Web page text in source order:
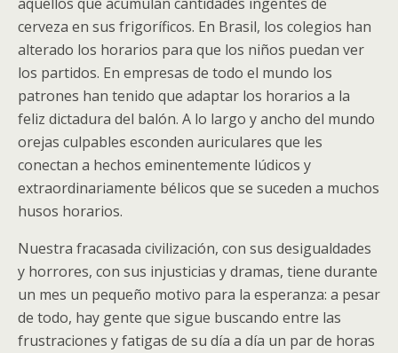
cerveza en sus frigoríficos. En Brasil, los colegios han
alterado los horarios para que los niños puedan ver
los partidos. En empresas de todo el mundo los
patrones han tenido que adaptar los horarios a la
feliz dictadura del balón. A lo largo y ancho del mundo
orejas culpables esconden auriculares que les
conectan a hechos eminentemente lúdicos y
extraordinariamente bélicos que se suceden a muchos
husos horarios.
Nuestra fracasada civilización, con sus desigualdades
y horrores, con sus injusticias y dramas, tiene durante
un mes un pequeño motivo para la esperanza: a pesar
de todo, hay gente que sigue buscando entre las
frustraciones y fatigas de su día a día un par de horas